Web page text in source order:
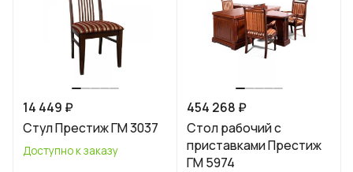
14 449 ₽
Стул Престиж ГМ 3037
Доступно к заказу
454 268 ₽
Стол рабочий с
приставками Престиж
ГМ 5974